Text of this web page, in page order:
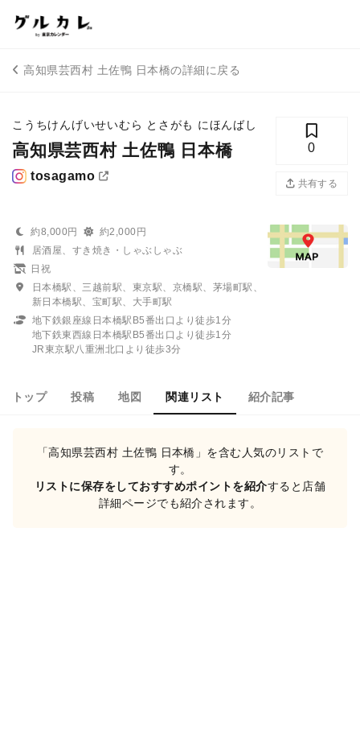
高知県芸西村 土佐鴨 日本橋の詳細に戻る
こうちけんげいせいむら とさがも にほんばし
高知県芸西村 土佐鴨 日本橋
tosagamo
0
共有する
約8,000円
約2,000円
居酒屋、すき焼き・しゃぶしゃぶ
日祝
日本橋駅、三越前駅、東京駅、京橋駅、茅場町駅、
新日本橋駅、宝町駅、大手町駅
地下鉄銀座線日本橋駅B5番出口より徒歩1分
地下鉄東西線日本橋駅B5番出口より徒歩1分
JR東京駅八重洲北口より徒歩3分
トップ 投稿 地図 関連リスト 紹介記事
「高知県芸西村 土佐鴨 日本橋」を含む人気のリストで
す。
リストに保存をしておすすめポイントを紹介すると店舗
詳細ページでも紹介されます。